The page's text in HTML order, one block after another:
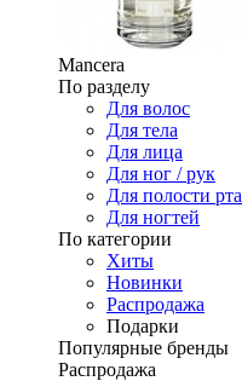
Mancera
По разделу
Для волос
Для тела
Для лица
Для ног / рук
Для полости рта
Для ногтей
По категории
Хиты
Новинки
Распродажа
Подарки
Популярные бренды
Распродажа